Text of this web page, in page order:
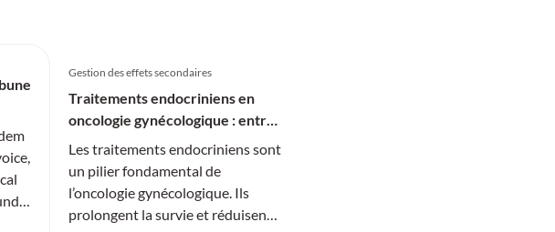
Gestion des effets secondaires
Traitements endocriniens en
oncologie gynécologique : entre
efficacité et qualité de vie
Les traitements endocriniens sont
un pilier fondamental de
l’oncologie gynécologique. Ils
prolongent la survie et réduisent